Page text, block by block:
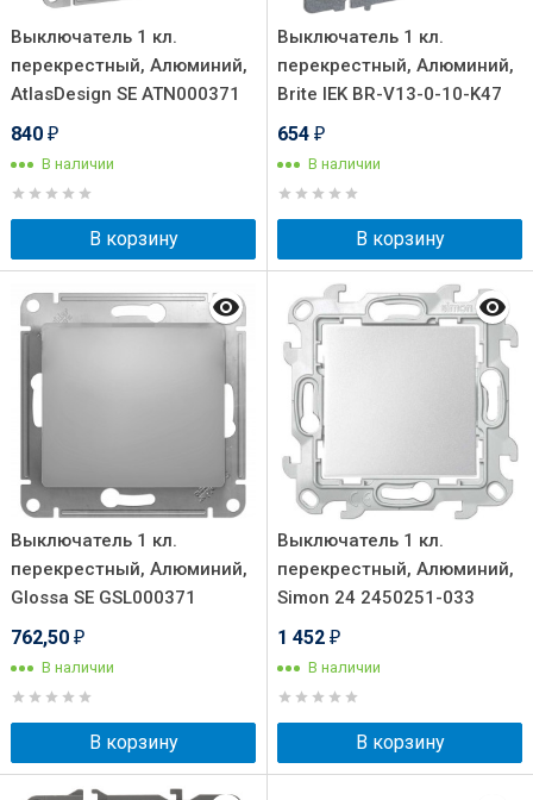
Выключатель 1 кл.
перекрестный, Алюминий,
AtlasDesign SE ATN000371
840 ₽
В наличии
В корзину
Выключатель 1 кл.
перекрестный, Алюминий,
Brite IEK BR-V13-0-10-K47
654 ₽
В наличии
В корзину
Выключатель 1 кл.
перекрестный, Алюминий,
Glossa SE GSL000371
762,50 ₽
В наличии
В корзину
Выключатель 1 кл.
перекрестный, Алюминий,
Simon 24 2450251-033
1 452 ₽
В наличии
В корзину